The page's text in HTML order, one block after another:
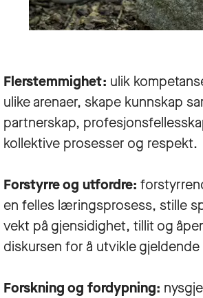
Flerstemmighet: ulik
ulike arenaer, skape kunnskap
partnerskap,
kollektive prosesser og respekt.
Forstyrre og utfordre:
en felles læringsprosess, stille
vekt på gjensidighet, tillit og
diskursen for å utvikle gjeldende
Forskning og fordypning: